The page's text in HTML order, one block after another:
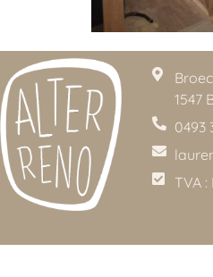
1547
0493
TVA :